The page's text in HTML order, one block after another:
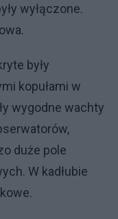
wyłączone.
były
kopułami w
wygodne wachty
duże pole
W kadłubie